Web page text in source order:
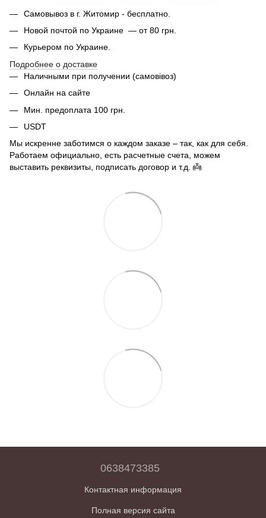
Самовывоз в г. Житомир - бесплатно.
Новой почтой по Украине — от 80 грн.
Курьером по Украине.
Подробнее о доставке
Наличными при получении (самовівоз)
Онлайн на сайте
Мин. предоплата 100 грн.
USDT
Мы искренне заботимся о каждом заказе – так, как для себя.
Работаем официально, есть расчетные счета, можем
выставить реквизиты, подписать договор и т.д. 👼
0638473385
Контактная информация
Полная версия сайта